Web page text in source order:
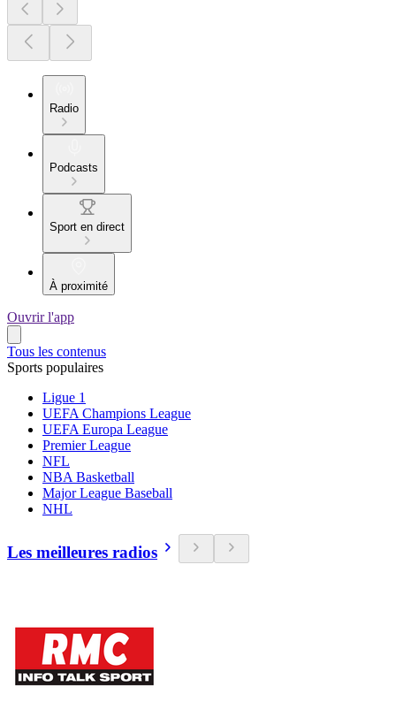
Radio
Podcasts
Sport en direct
À proximité
Ouvrir l'app
Tous les contenus
Sports populaires
Ligue 1
UEFA Champions League
UEFA Europa League
Premier League
NFL
NBA Basketball
Major League Baseball
NHL
Les meilleures radios